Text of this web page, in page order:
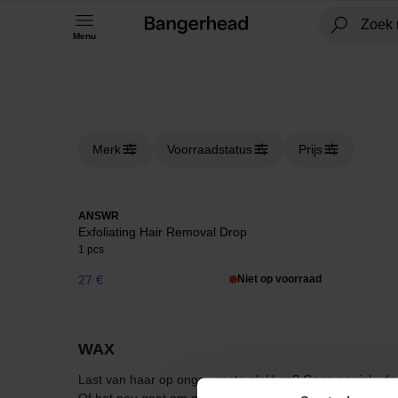
Menu
Merk Voorraadstatus Prijs
ANSWR
Exfoliating Hair Removal Drop
1 pcs
27 € Niet op voorraad
WAX
Last van haar op ongewenste plekken? Geen paniek,